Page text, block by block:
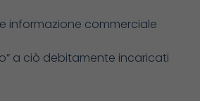
informazione commerciale
a ciò debitamente incaricati